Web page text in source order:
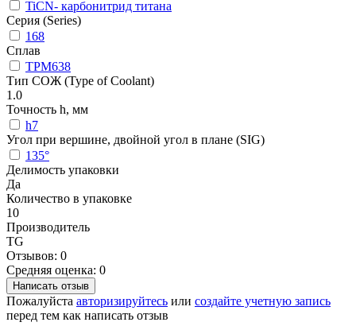
TiCN- карбонитрид титана
Серия (Series)
168
Сплав
TPM638
Тип СОЖ (Type of Coolant)
1.0
Точность h, мм
h7
Угол при вершине, двойной угол в плане (SIG)
135°
Делимость упаковки
Да
Количество в упаковке
10
Производитель
TG
Отзывов: 0
Средняя оценка: 0
Написать отзыв
Пожалуйста авторизируйтесь или создайте учетную запись
перед тем как написать отзыв